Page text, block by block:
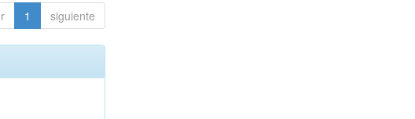
1 siguiente